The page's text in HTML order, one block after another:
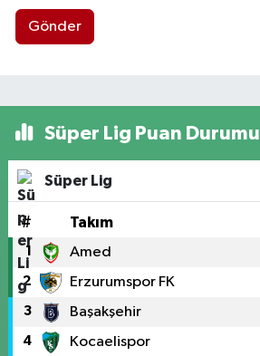
Gönder
Süper Lig Puan Durumu
Süper Lig
# Takım
1 Amed
2 Erzurumspor FK
3 Başakşehir
4 Kocaelispor